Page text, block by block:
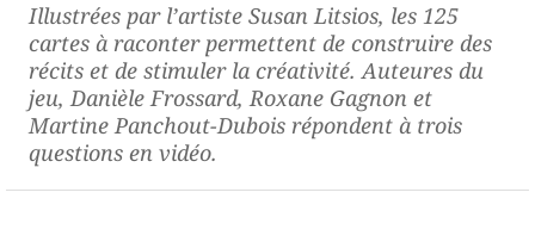
Illustrées par l’artiste Susan Litsios, les 125
cartes à raconterpermettent de construire des
récits et de stimuler la créativité. Auteures du
jeu, Danièle Frossard, Roxane Gagnon et
Martine Panchout-Dubois répondent à trois
questions en vidéo.